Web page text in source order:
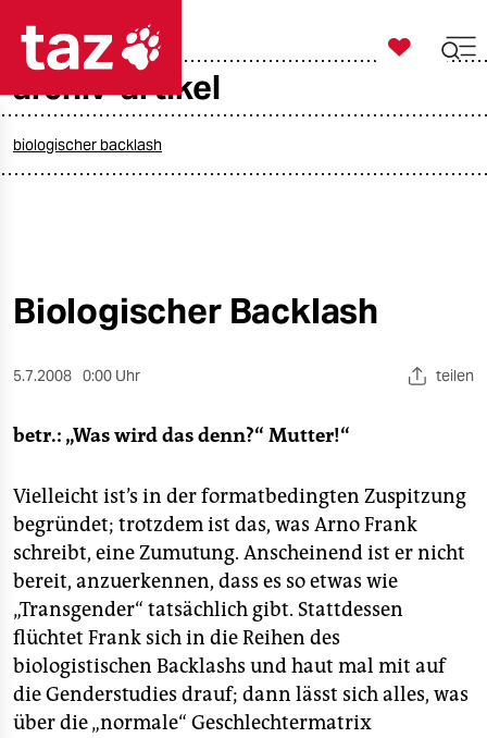
öko
sport
berlin
nord
wahrheit
verlag
verlag
veranstaltungen

taz zahl ich
archiv-artikel
biologischer backlash
Biologischer Backlash
5.7.2008 0:00 Uhr teilen
betr.: „Was wird das denn?“ Mutter!“
Vielleicht ist’s in der formatbedingten Zuspitzung
begründet; trotzdem ist das, was Arno Frank
schreibt, eine Zumutung. Anscheinend ist er nicht
bereit, anzuerkennen, dass es so etwas wie
„Transgender“ tatsächlich gibt. Stattdessen
flüchtet Frank sich in die Reihen des
biologistischen Backlashs und haut mal mit auf
die Genderstudies drauf; dann lässt sich alles, was
über die „normale“ Geschlechtermatrix